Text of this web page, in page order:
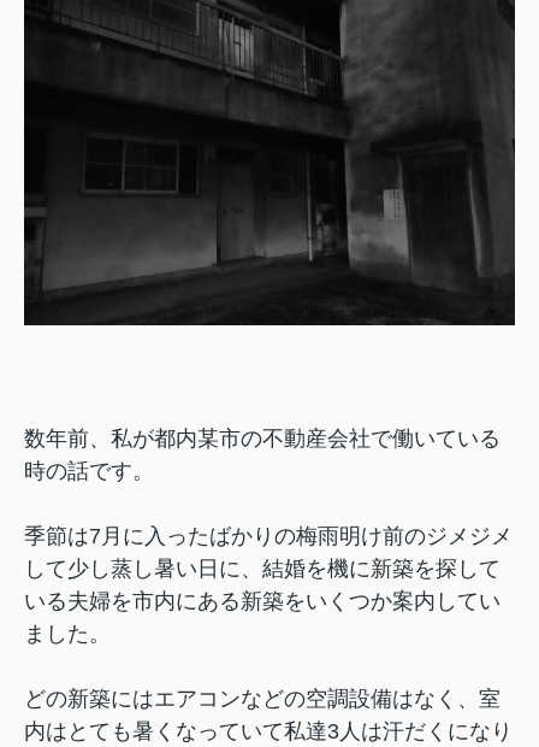
数年前、私が都内某市の不動産会社で働いている
時の話です。
季節は7月に入ったばかりの梅雨明け前のジメジメ
して少し蒸し暑い日に、結婚を機に新築を探して
いる夫婦を市内にある新築をいくつか案内してい
ました。
どの新築にはエアコンなどの空調設備はなく、室
内はとても暑くなっていて私達3人は汗だくになり